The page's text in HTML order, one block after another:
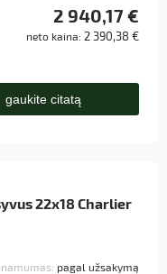
2 940,17 €
neto kaina: 2 390,38 €
gaukite citatą
22x18 Charlier
pagal užsakymą